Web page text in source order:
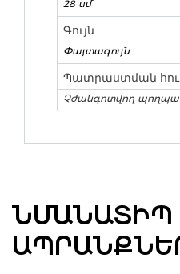
28 սմ
Գույն
Փայտագույն
Պատրաստման
Չժանգոտվող
ՆՄԱՆԱՏԻՊ